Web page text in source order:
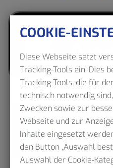
COOKIE-
Diese Webseite setzt
Tracking-Tools ein. Dies
Tracking-Tools, die für
technisch notwendig
Zwecken sowie zur
Webseite und zur
Inhalte eingesetzt
den Button „Auswahl
Auswahl der Cookie-